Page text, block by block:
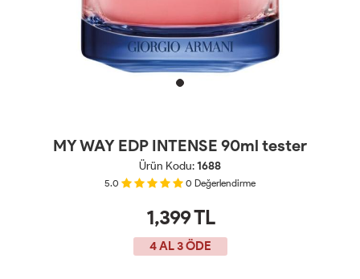
MY WAY EDP INTENSE 90ml tester
Ürün Kodu:1688
5.0 0 Değerlendirme
1,399TL
4 AL 3 ÖDE